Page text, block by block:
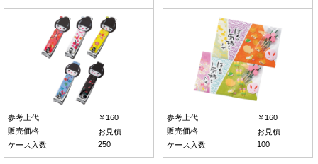
参考上代
￥160
販売価格
お見積
ケース入数
250
参考上代
￥160
販売価格
お見積
ケース入数
100